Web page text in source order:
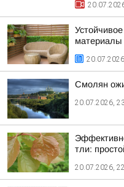
Смолян
20.07.2026,
тли:
20.07.2026,